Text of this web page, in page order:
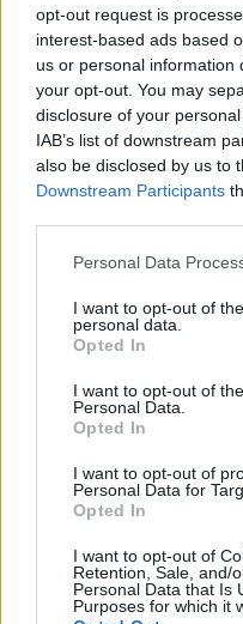
opt-out request is
interest-based ads based
us or personal information
your opt-out. You may
disclosure of your
IAB’s list of downstream
also be disclosed by us to
Downstream Participants
Please note that this
not limited to your visit or
grant or deny consent to
use your data for below
consent section.
Personal Data
I want to opt-out of
personal data.
Opted In
I want to opt-out of
Personal Data.
Opted In
I want to opt-out of
Personal Data for
Opted In
I want to opt-out of
Retention, Sale, and/
Personal Data that Is
Purposes for which it
Inviaci
i tuoi
Su
345
Ricevi
Condividi l'articolo
F
a
ce
T
w
it
n
te